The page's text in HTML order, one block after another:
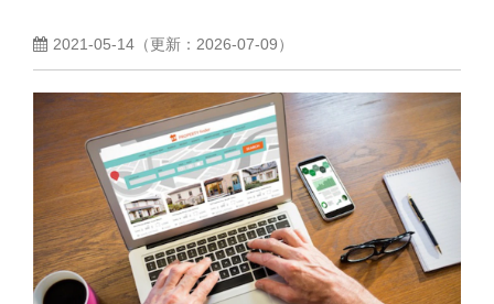
2021-05-14 （更新： 2026-07-09）